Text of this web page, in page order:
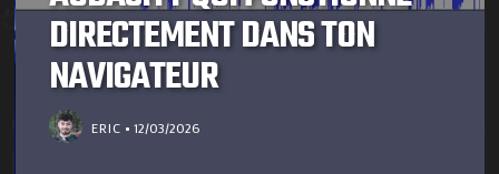
DIRECTEMENT DANS TON
NAVIGATEUR
ERIC 12/03/2026